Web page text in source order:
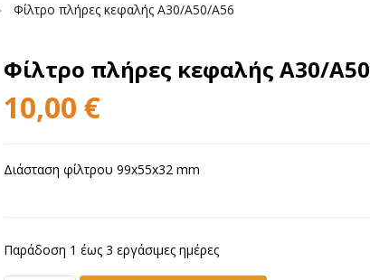
Φίλτρο πλήρες κεφαλής Α30/Α50/Α56
Φίλτρο πλήρες κεφαλής Α30/
10,00 €
Διάσταση φίλτρου 99x55x32 mm
Παράδοση 1 έως 3 εργάσιμες ημέρες